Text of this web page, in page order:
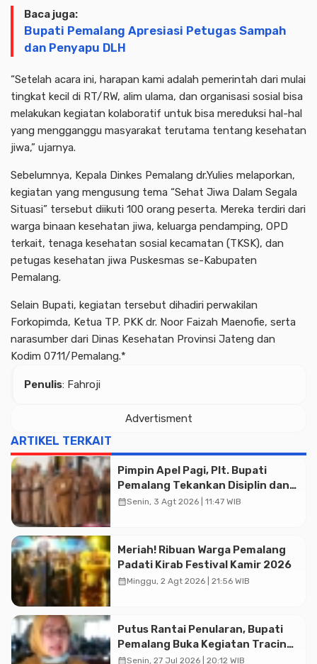
Baca juga:
Bupati Pemalang Apresiasi Petugas Sampah
dan Penyapu DLH
“Setelah acara ini, harapan kami adalah pemerintah dari mulai
tingkat kecil di RT/RW, alim ulama, dan organisasi sosial bisa
melakukan kegiatan kolaboratif untuk bisa mereduksi hal-hal
yang mengganggu masyarakat terutama tentang kesehatan
jiwa,” ujarnya.
Sebelumnya, Kepala Dinkes Pemalang dr.Yulies melaporkan,
kegiatan yang mengusung tema “Sehat Jiwa Dalam Segala
Situasi” tersebut diikuti 100 orang peserta. Mereka terdiri dari
warga binaan kesehatan jiwa, keluarga pendamping, OPD
terkait, tenaga kesehatan sosial kecamatan (TKSK), dan
petugas kesehatan jiwa Puskesmas se-Kabupaten
Pemalang.
Selain Bupati, kegiatan tersebut dihadiri perwakilan
Forkopimda, Ketua TP. PKK dr. Noor Faizah Maenofie, serta
narasumber dari Dinas Kesehatan Provinsi Jateng dan
Kodim 0711/Pemalang.*
Penulis: Fahroji
Advertisment
ARTIKEL TERKAIT
Pimpin Apel Pagi, Plt. Bupati
Pemalang Tekankan Disiplin dan
Soliditas ASN untuk Pelayanan
calendar_monthSenin, 3 Agt 2026 | 11:47 WIB
Meriah! Ribuan Warga Pemalang
Padati Kirab Festival Kamir 2026
calendar_monthMinggu, 2 Agt 2026 | 21:56 WIB
Putus Rantai Penularan, Bupati
Pemalang Buka Kegiatan Tracing
TBC Terintegrasi di Mulyoharjo
calendar_monthSenin, 27 Jul 2026 | 20:12 WIB